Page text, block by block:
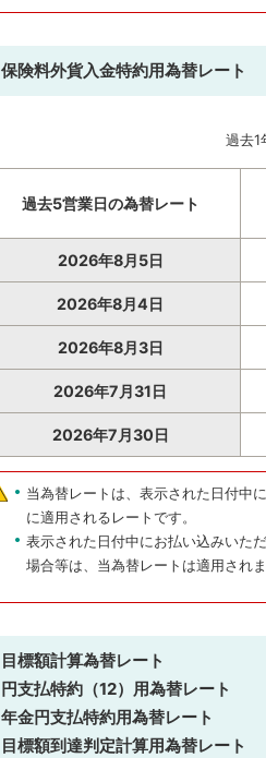
保険料外貨入金特約用為替レート
過去1
過去5営業日の為替レート
2026年8月5日
2026年8月4日
2026年8月3日
2026年7月31日
2026年7月30日
当為替レートは、表示された日付中
に適用されるレートです。
表示された日付中にお払い込みいた
場合等は、当為替レートは適用され
目標額計算為替レート
円支払特約（12）用為替レート
年金円支払特約用為替レート
目標額到達判定計算用為替レート